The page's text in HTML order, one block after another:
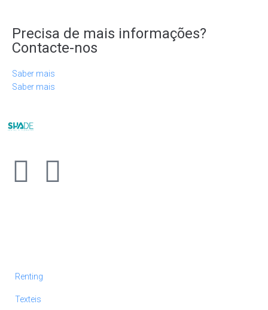
Precisa de mais informações?
Contacte-nos
Saber mais
Saber mais
Renting
Texteis